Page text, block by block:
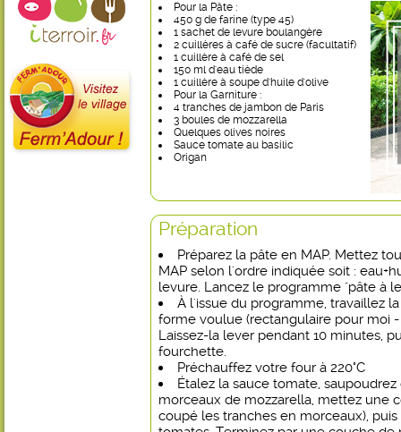
Pour la Pâte :
450 g de farine (type 45)
1 sachet de levure boulangère
2 cuillères à café de sucre (facultatif)
1 cuillère à café de sel
150 ml d'eau tiède
1 cuillère à soupe d'huile d'olive
Pour la Garniture :
4 tranches de jambon de Paris
3 boules de mozzarella
Quelques olives noires
Sauce tomate au basilic
Origan
Préparation
Préparez la pâte en MAP. Mettez
MAP selon l'ordre indiquée soit :
levure. Lancez le programme "pâte à
À l'issue du programme, travaillez
forme voulue (rectangulaire pour moi -
Laissez-la lever pendant 10 minutes,
fourchette.
Préchauffez votre four à 220°C
Étalez la sauce tomate,
morceaux de mozzarella, mettez une
coupé les tranches en morceaux),